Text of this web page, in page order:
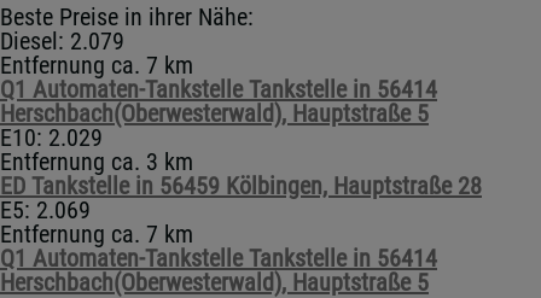
Beste Preise in ihrer Nähe:
Diesel: 2.079
Entfernung ca. 7 km
Q1 Automaten-Tankstelle Tankstelle in 56414
Herschbach(Oberwesterwald), Hauptstraße 5
E10: 2.029
Entfernung ca. 3 km
ED Tankstelle in 56459 Kölbingen, Hauptstraße 28
E5: 2.069
Entfernung ca. 7 km
Q1 Automaten-Tankstelle Tankstelle in 56414
Herschbach(Oberwesterwald), Hauptstraße 5